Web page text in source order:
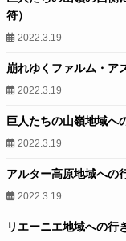
符）
2022.3.19
崩れゆくファルム・ア
2022.3.19
巨人たちの山嶺地域へ
2022.3.19
アルター高原地域への
2022.3.19
リエーニエ地域への行